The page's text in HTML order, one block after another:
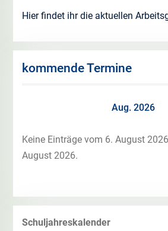
Hier findet ihr die aktuellen
kommende Termine
Aug. 2026
Keine Einträge vom 6. August
August 2026.
Schuljahreskalender